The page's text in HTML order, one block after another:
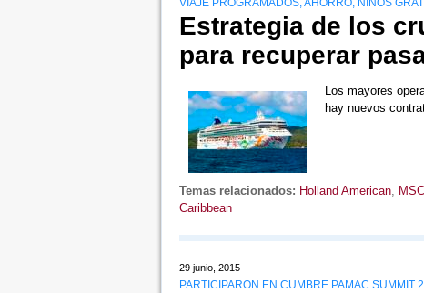
VIAJE PROGRAMADOS, AHORRO, NIÑOS
Estrategia de los
para recuperar
Los mayores
hay nuevos
Temas relacionados: Holland American,
Caribbean
29 junio, 2015
PARTICIPARON EN CUMBRE PAMAC SUMMIT